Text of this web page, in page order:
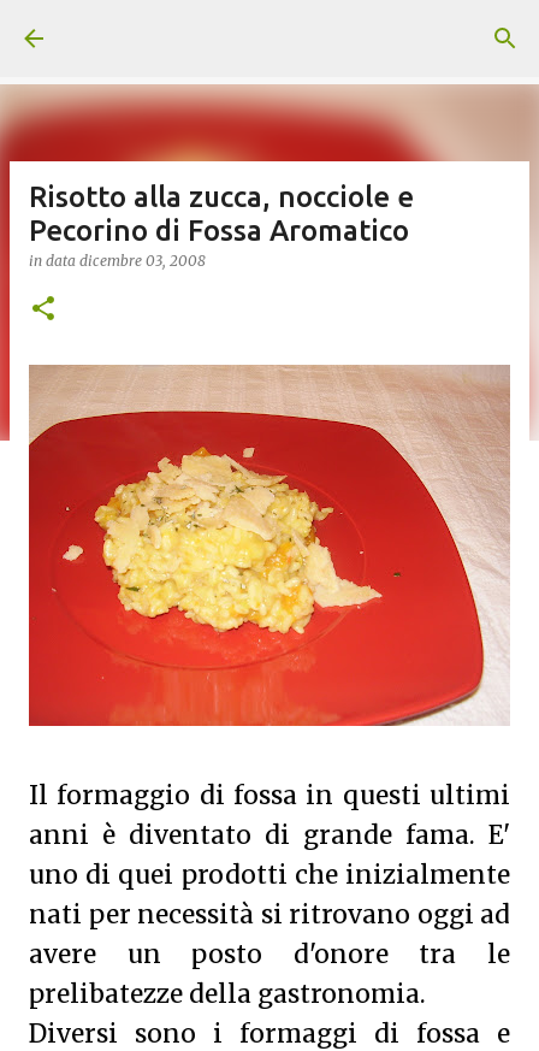
Risotto alla zucca, nocciole e
Pecorino di Fossa Aromatico
in data dicembre 03, 2008
Il formaggio di fossa in questi ultimi
anni è diventato di grande fama. E'
uno di quei prodotti che inizialmente
nati per necessità si ritrovano oggi ad
avere un posto d'onore tra le
prelibatezze della gastronomia.
Diversi sono i formaggi di fossa e